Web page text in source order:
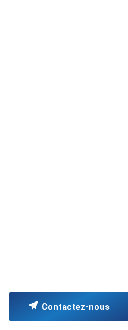
Contactez-nous